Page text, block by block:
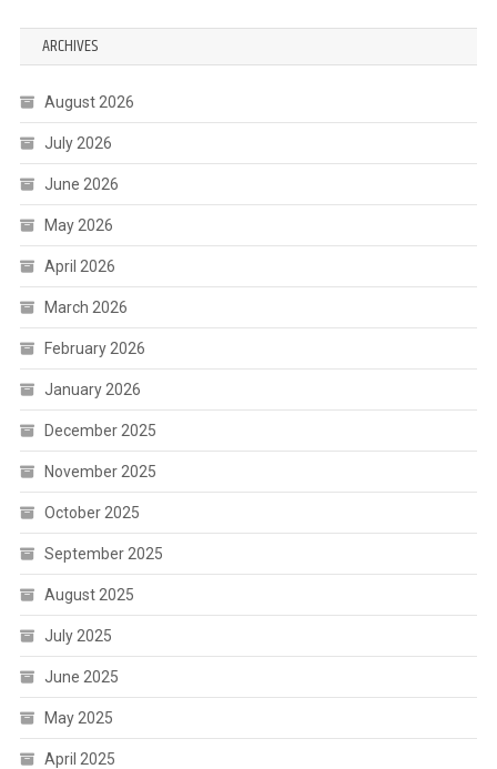
ARCHIVES
August 2026
July 2026
June 2026
May 2026
April 2026
March 2026
February 2026
January 2026
December 2025
November 2025
October 2025
September 2025
August 2025
July 2025
June 2025
May 2025
April 2025